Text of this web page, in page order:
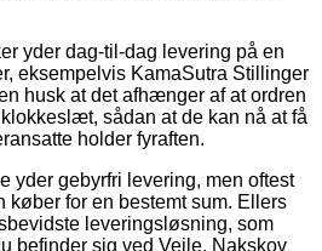
yder dag-til-dag levering på en
eksempelvis KamaSutra Stillinger
husk at det afhænger af at ordren
sådan at de kan nå at få
holder fyraften.
yder gebyrfri levering, men oftest
køber for en bestemt sum. Ellers
leveringsløsning, som
befinder sig ved Vejle, Nakskov